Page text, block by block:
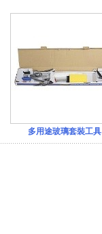
多用途玻璃套裝工具